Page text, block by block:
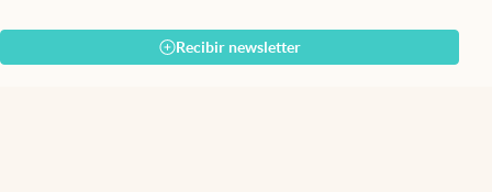
Recibir newsletter